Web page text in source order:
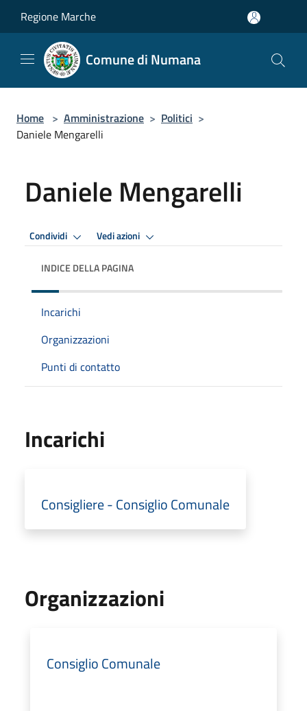
Regione Marche
Comune di Numana
Home > Amministrazione > Politici >
Daniele Mengarelli
Daniele Mengarelli
Condividi Vedi azioni
INDICE DELLA PAGINA
Incarichi
Organizzazioni
Punti di contatto
Incarichi
Consigliere - Consiglio Comunale
Organizzazioni
Consiglio Comunale